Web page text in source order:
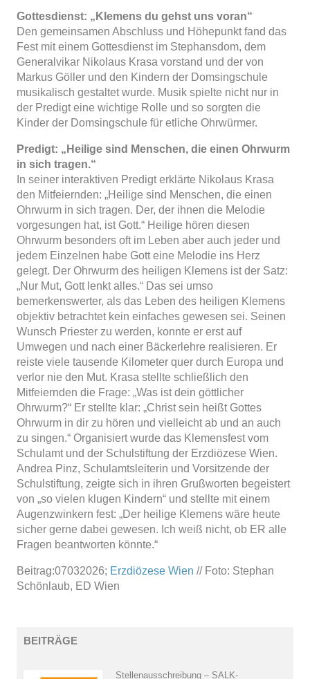
Gottesdienst: „Klemens du gehst uns voran“
Den gemeinsamen Abschluss und Höhepunkt fand das
Fest mit einem Gottesdienst im Stephansdom, dem
Generalvikar Nikolaus Krasa vorstand und der von
Markus Göller und den Kindern der Domsingschule
musikalisch gestaltet wurde. Musik spielte nicht nur in
der Predigt eine wichtige Rolle und so sorgten die
Kinder der Domsingschule für etliche Ohrwürmer.
Predigt: „Heilige sind Menschen, die einen Ohrwurm
in sich tragen.“
In seiner interaktiven Predigt erklärte Nikolaus Krasa
den Mitfeiernden: „Heilige sind Menschen, die einen
Ohrwurm in sich tragen. Der, der ihnen die Melodie
vorgesungen hat, ist Gott.“ Heilige hören diesen
Ohrwurm besonders oft im Leben aber auch jeder und
jedem Einzelnen habe Gott eine Melodie ins Herz
gelegt. Der Ohrwurm des heiligen Klemens ist der Satz:
„Nur Mut, Gott lenkt alles.“ Das sei umso
bemerkenswerter, als das Leben des heiligen Klemens
objektiv betrachtet kein einfaches gewesen sei. Seinen
Wunsch Priester zu werden, konnte er erst auf
Umwegen und nach einer Bäckerlehre realisieren. Er
reiste viele tausende Kilometer quer durch Europa und
verlor nie den Mut. Krasa stellte schließlich den
Mitfeiernden die Frage: „Was ist dein göttlicher
Ohrwurm?“ Er stellte klar: „Christ sein heißt Gottes
Ohrwurm in dir zu hören und vielleicht ab und an auch
zu singen.“ Organisiert wurde das Klemensfest vom
Schulamt und der Schulstiftung der Erzdiözese Wien.
Andrea Pinz, Schulamtsleiterin und Vorsitzende der
Schulstiftung, zeigte sich in ihren Grußworten begeistert
von „so vielen klugen Kindern“ und stellte mit einem
Augenzwinkern fest: „Der heilige Klemens wäre heute
sicher gerne dabei gewesen. Ich weiß nicht, ob ER alle
Fragen beantworten könnte.“
Beitrag:07032026; Erzdiözese Wien // Foto: Stephan
Schönlaub, ED Wien
BEITRÄGE
Stellenausschreibung – SALK-